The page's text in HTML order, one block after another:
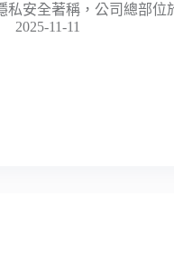
私安全著稱，公司總部
2025-11-11